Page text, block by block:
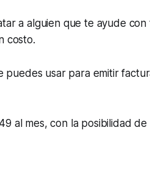
a alguien que te ayude con
costo.
usar para emitir
al mes, con la posibilidad